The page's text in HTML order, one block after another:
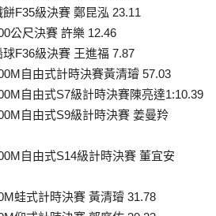
F35級決賽 鄭昆泓 23.11
公尺決賽 許樂 12.46
F36級決賽 王進福 7.87
自由式計時決賽黃清璿 57.03
自由式S7級計時決賽陳亮達1:10.39
自由式S9級計時決賽 姜曼羚
自由式S14級計時決賽 董宜安
蛙式計時決賽 黃清璿 31.78